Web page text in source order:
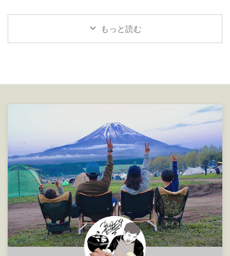
もうちょっと小さくてもいいけど
ZANEARTS ゼインアーツ グラー
でかっこいいですよね。 ハンマ
レス、グリップ : アルミ、グリッ
260mm重量540g 独特の形状な事
もさることながらこの重さが僕は
ポイントだと思ってい ...
もっと読む